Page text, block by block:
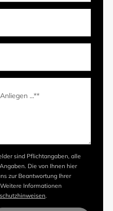
sind Pflichtangaben, alle
Die von Ihnen hier
zur Beantwortung Ihrer
Informationen
.